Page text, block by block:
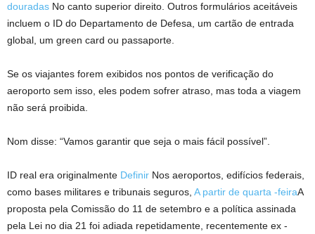
douradas No canto superior direito. Outros formulários aceitáveis ​​
incluem o ID do Departamento de Defesa, um cartão de entrada
global, um green card ou passaporte.
Se os viajantes forem exibidos nos pontos de verificação do
aeroporto sem isso, eles podem sofrer atraso, mas toda a viagem
não será proibida.
Nom disse: “Vamos garantir que seja o mais fácil possível”.
ID real era originalmente Definir Nos aeroportos, edifícios federais,
como bases militares e tribunais seguros, A partir de quarta -feiraA
proposta pela Comissão do 11 de setembro e a política assinada
pela Lei no dia 21 foi adiada repetidamente, recentemente ex -